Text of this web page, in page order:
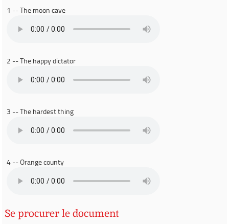
1 -- The moon cave
2 -- The happy dictator
3 -- The hardest thing
4 -- Orange county
Se procurer le document